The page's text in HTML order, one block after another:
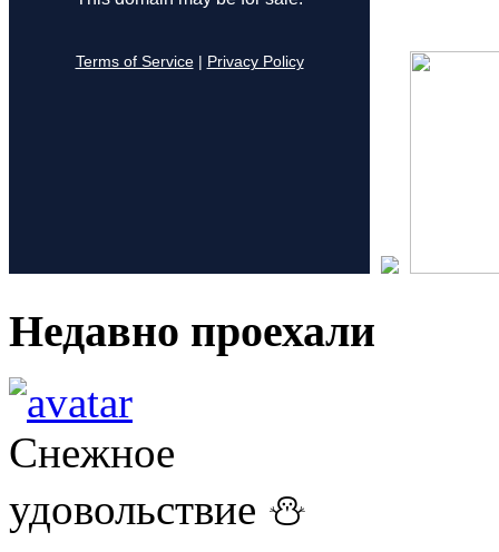
Недавно проехали
Снежное
удовольствие ⛄